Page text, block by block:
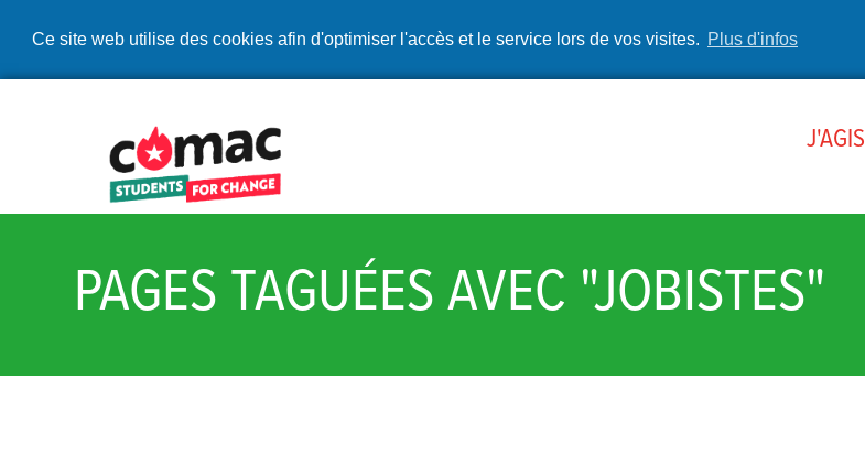
Ce site web utilise des cookies afin d'optimiser l'accès et le service lors de vos visites. Plus d'infos
J'AGIS
PAGES TAGUÉES AVEC "JOBISTES"